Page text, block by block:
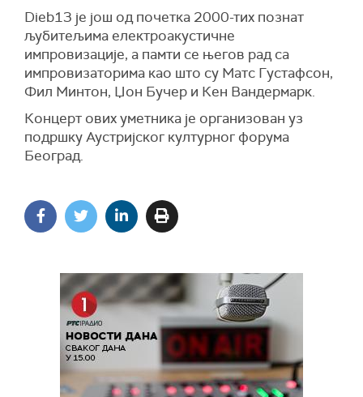
Dieb13 је још од почетка 2000-тих познат
љубитељима електроакустичне
импровизације, а памти се његов рад са
импровизаторима као што су Матс Густафсон,
Фил Минтон, Џон Бучер и Кен Вандермарк.
Концерт ових уметника је организован уз
подршку Аустријског културног форума
Београд.